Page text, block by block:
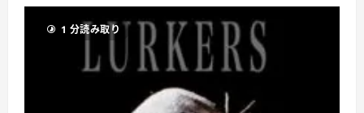
恐
怖
日
吹
替
1 分読み取り